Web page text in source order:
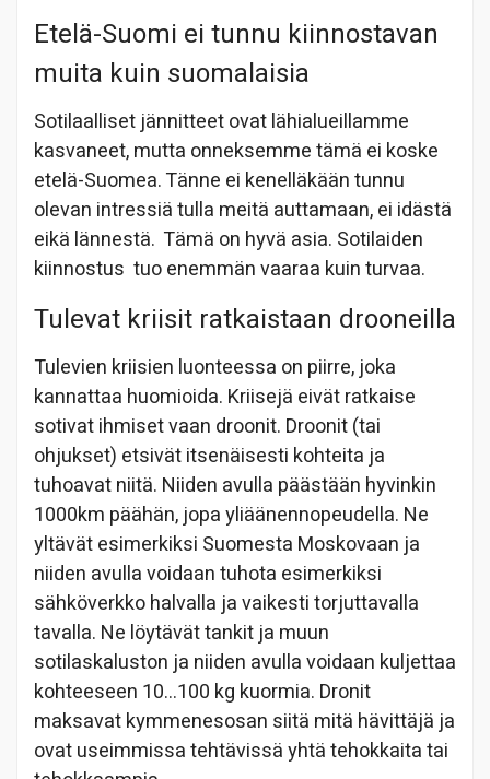
Etelä-Suomi ei tunnu kiinnostavan
muita kuin suomalaisia
Sotilaalliset jännitteet ovat lähialueillamme
kasvaneet, mutta onneksemme tämä ei koske
etelä-Suomea. Tänne ei kenelläkään tunnu
olevan intressiä tulla meitä auttamaan, ei idästä
eikä lännestä. Tämä on hyvä asia. Sotilaiden
kiinnostus tuo enemmän vaaraa kuin turvaa.
Tulevat kriisit ratkaistaan drooneilla
Tulevien kriisien luonteessa on piirre, joka
kannattaa huomioida. Kriisejä eivät ratkaise
sotivat ihmiset vaan droonit. Droonit (tai
ohjukset) etsivät itsenäisesti kohteita ja
tuhoavat niitä. Niiden avulla päästään hyvinkin
1000km päähän, jopa yliäänennopeudella. Ne
yltävät esimerkiksi Suomesta Moskovaan ja
niiden avulla voidaan tuhota esimerkiksi
sähköverkko halvalla ja vaikesti torjuttavalla
tavalla. Ne löytävät tankit ja muun
sotilaskaluston ja niiden avulla voidaan kuljettaa
kohteeseen 10…100 kg kuormia. Dronit
maksavat kymmenesosan siitä mitä hävittäjä ja
ovat useimmissa tehtävissä yhtä tehokkaita tai